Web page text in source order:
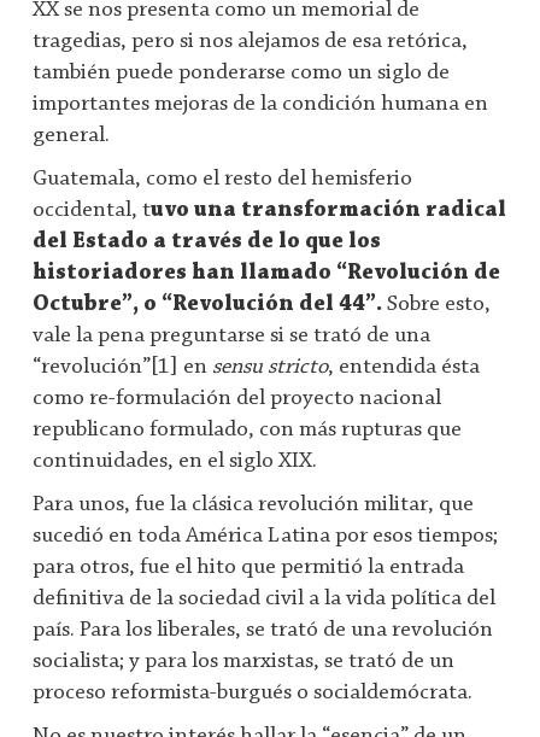
XX se nos presenta como un memorial de
tragedias, pero si nos alejamos de esa retórica,
también puede ponderarse como un siglo de
importantes mejoras de la condición humana en
general.
Guatemala, como el resto del hemisferio
occidental, tuvo una transformación radical
del Estado a través de lo que los
historiadores han llamado “Revolución de
Octubre”, o “Revolución del 44”. Sobre esto,
vale la pena preguntarse si se trató de una
“revolución”[1] en sensu stricto, entendida ésta
como re-formulación del proyecto nacional
republicano formulado, con más rupturas que
continuidades, en el siglo XIX.
Para unos, fue la clásica revolución militar, que
sucedió en toda América Latina por esos tiempos;
para otros, fue el hito que permitió la entrada
definitiva de la sociedad civil a la vida política del
país. Para los liberales, se trató de una revolución
socialista; y para los marxistas, se trató de un
proceso reformista-burgués o socialdemócrata.